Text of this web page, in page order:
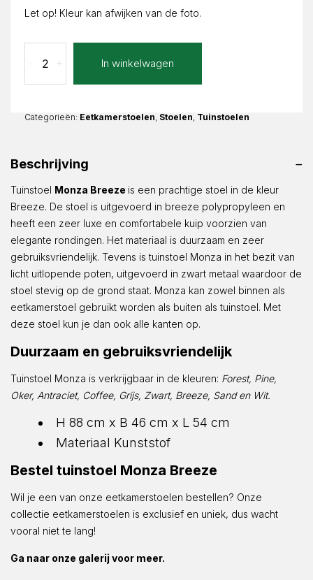
Let op! Kleur kan afwijken van de foto.
Monza
Breeze
+
- In winkelwagen
Categorieën: Eetkamerstoelen Stoelen Tuinstoelen
Beschrijving
Tuinstoel Monza Breeze is een prachtige stoel in de kleur
Breeze. De stoel is uitgevoerd in breeze polypropyleen en
heeft een zeer luxe en comfortabele kuip voorzien van
elegante rondingen. Het materiaal is duurzaam en zeer
gebruiksvriendelijk. Tevens is tuinstoel Monza in het bezit van
licht uitlopende poten, uitgevoerd in zwart metaal waardoor de
stoel stevig op de grond staat. Monza kan zowel binnen als
eetkamerstoel gebruikt worden als buiten als tuinstoel. Met
deze stoel kun je dan ook alle kanten op.
Duurzaam en gebruiksvriendelijk
Tuinstoel Monza is verkrijgbaar in de kleuren: Forest, Pine,
Oker, Antraciet, Coffee, Grijs, Zwart, Breeze, Sand en Wit.
H 88 cm x B 46 cm x L 54 cm
Materiaal Kunststof
Bestel tuinstoel Monza Breeze
Wil je een van onze eetkamerstoelen bestellen? Onze
collectie eetkamerstoelen is exclusief en uniek, dus wacht
vooral niet te lang!
Ga naar onze galerij voor meer.